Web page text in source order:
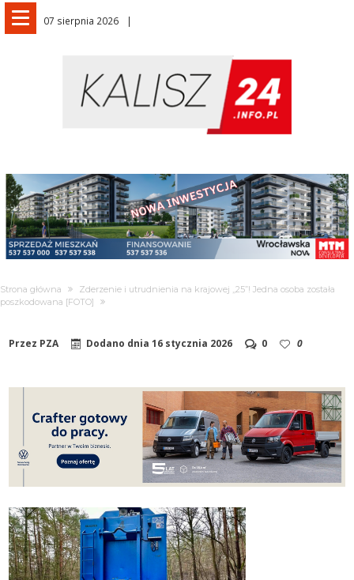
07 sierpnia 2026
Strona główna
Zderzenie i utrudnienia na krajowej „25”! Jedna osoba została
poszkodowana [FOTO]
Przez PZA Dodano dnia16 stycznia 2026 0 0